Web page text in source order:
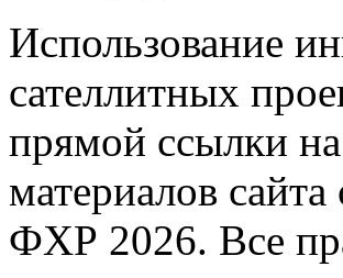
Использование
сателлитных
прямой ссылки
материалов
ФХР 2026. Все